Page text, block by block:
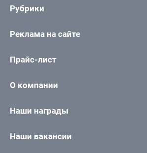
Рубрики
Реклама на сайте
Прайс-лист
О компании
Наши награды
Наши вакансии